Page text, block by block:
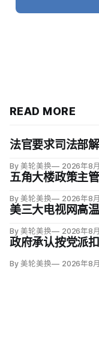
READ MORE
法官要求司法部
By 美轮美换 2026年8
五角大楼政策主
By 美轮美换 2026年8
美三大电视网高
By 美轮美换 2026年8
政府承认按党派
By 美轮美换 2026年8